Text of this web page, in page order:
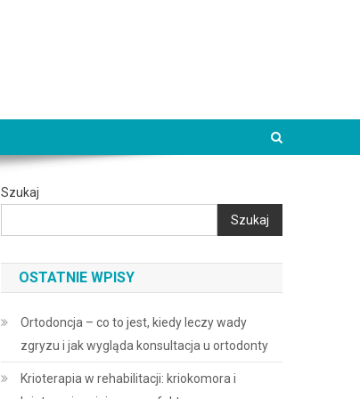
Szukaj
Szukaj
OSTATNIE WPISY
Ortodoncja – co to jest, kiedy leczy wady
zgryzu i jak wygląda konsultacja u ortodonty
Krioterapia w rehabilitacji: kriokomora i